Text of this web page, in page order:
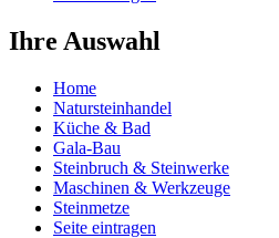
Ihre Auswahl
Home
Natursteinhandel
Küche & Bad
Gala-Bau
Steinbruch & Steinwerke
Maschinen & Werkzeuge
Steinmetze
Seite eintragen